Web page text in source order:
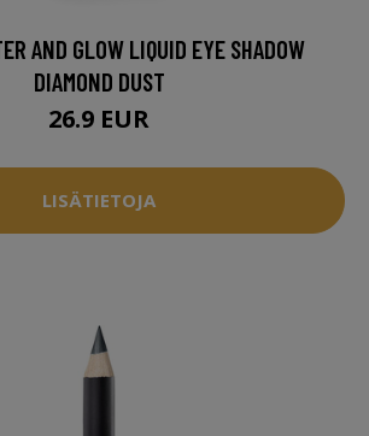
AND GLOW LIQUID EYE SHADOW
DIAMOND DUST
26.9 EUR
LISÄTIETOJA